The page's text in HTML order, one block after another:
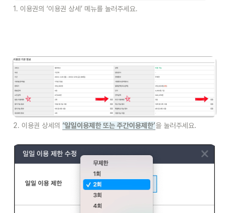
1. 이용권의 ‘이용권 상세’ 메뉴를 눌러주세요.
2. 이용권 상세의 ‘일일이용제한 또는 주간이용제한’을 눌러주세요.